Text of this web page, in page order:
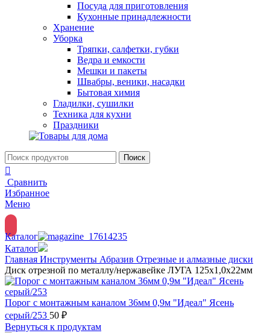
Посуда для приготовления
Кухонные принадлежности
Хранение
Уборка
Тряпки, салфетки, губки
Ведра и емкости
Мешки и пакеты
Швабры, веники, насадки
Бытовая химия
Гладилки, сушилки
Техника для кухни
Праздники
Поиск
Сравнить
Избранное
Меню
Каталог
Каталог
Главная Инструменты Абразив Отрезные и алмазные диски
Диск отрезной по металлу/нержавейке ЛУГА 125х1,0х22мм
Порог с монтажным каналом 36мм 0,9м "Идеал" Ясень
серый/253 50 ₽
Вернуться к продуктам